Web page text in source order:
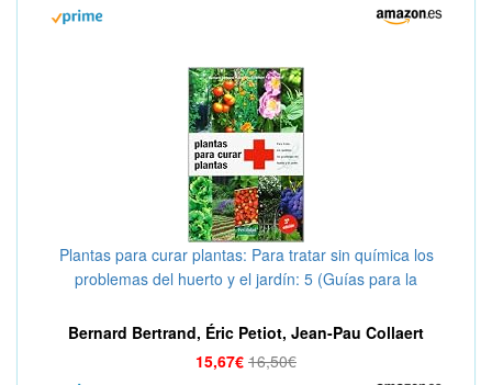
Plantas para curar plantas: Para tratar sin química los
problemas del huerto y el jardín: 5 (Guías para la
Bernard Bertrand, Éric Petiot, Jean-Pau Collaert
15,67€ 16,50€